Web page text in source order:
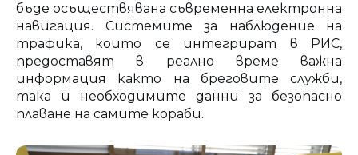
бъде осъществявана съвременна електронна
навигация. Системите за наблюдение на
трафика, които се интегрират в РИС,
предоставят в реално време важна
информация както на бреговите служби,
така и необходимите данни за безопасно
плаване на самите кораби.